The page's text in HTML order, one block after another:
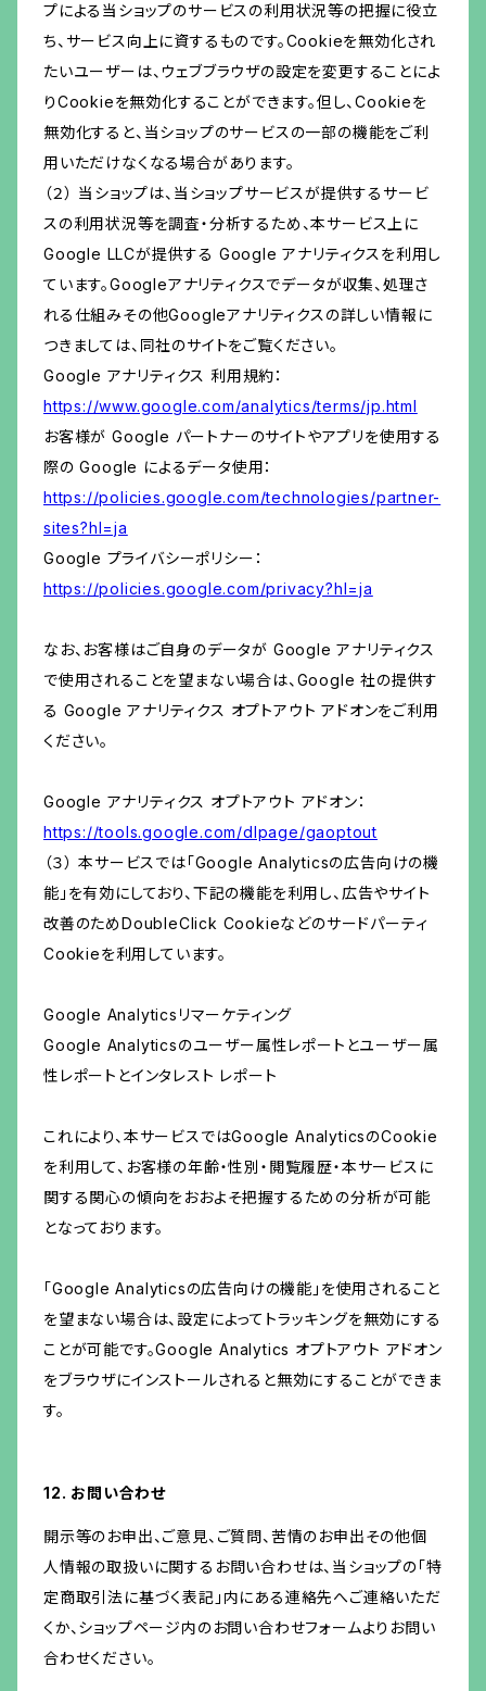
プによる当ショップのサービスの利用状況等の把握に役立
ち、サービス向上に資するものです。Cookieを無効化され
たいユーザーは、ウェブブラウザの設定を変更することによ
りCookieを無効化することができます。但し、Cookieを
無効化すると、当ショップのサービスの一部の機能をご利
用いただけなくなる場合があります。
（２） 当ショップは、当ショップサービスが提供するサービ
スの利用状況等を調査・分析するため、本サービス上に
Google LLCが提供する Google アナリティクスを利用し
ています。Googleアナリティクスでデータが収集、処理さ
れる仕組みその他Googleアナリティクスの詳しい情報に
つきましては、同社のサイトをご覧ください。
Google アナリティクス 利用規約：
https://www.google.com/analytics/terms/jp.html
お客様が Google パートナーのサイトやアプリを使用する
際の Google によるデータ使用：
https://policies.google.com/technologies/partner-
sites?hl=ja
Google プライバシーポリシー：
https://policies.google.com/privacy?hl=ja
なお、お客様はご自身のデータが Google アナリティクス
で使用されることを望まない場合は、Google 社の提供す
る Google アナリティクス オプトアウト アドオンをご利用
ください。
Google アナリティクス オプトアウト アドオン：
https://tools.google.com/dlpage/gaoptout
（３） 本サービスでは「Google Analyticsの広告向けの機
能」を有効にしており、下記の機能を利用し、広告やサイト
改善のためDoubleClick Cookieなどのサードパーティ
Cookieを利用しています。
Google Analyticsリマーケティング
Google Analyticsのユーザー属性レポートとユーザー属
性レポートとインタレスト レポート
これにより、本サービスではGoogle AnalyticsのCookie
を利用して、お客様の年齢・性別・閲覧履歴・本サービスに
関する関心の傾向をおおよそ把握するための分析が可能
となっております。
「Google Analyticsの広告向けの機能」を使用されること
を望まない場合は、設定によってトラッキングを無効にする
ことが可能です。Google Analytics オプトアウト アドオン
をブラウザにインストールされると無効にすることができま
す。
12. お問い合わせ
開示等のお申出、ご意見、ご質問、苦情のお申出その他個
人情報の取扱いに関するお問い合わせは、当ショップの「特
定商取引法に基づく表記」内にある連絡先へご連絡いただ
くか、ショップページ内のお問い合わせフォームよりお問い
合わせください。